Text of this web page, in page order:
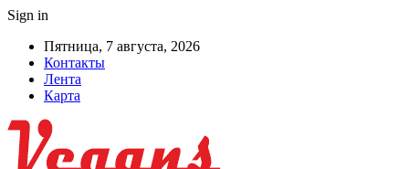
Sign in
Пятница, 7 августа, 2026
Контакты
Лента
Карта